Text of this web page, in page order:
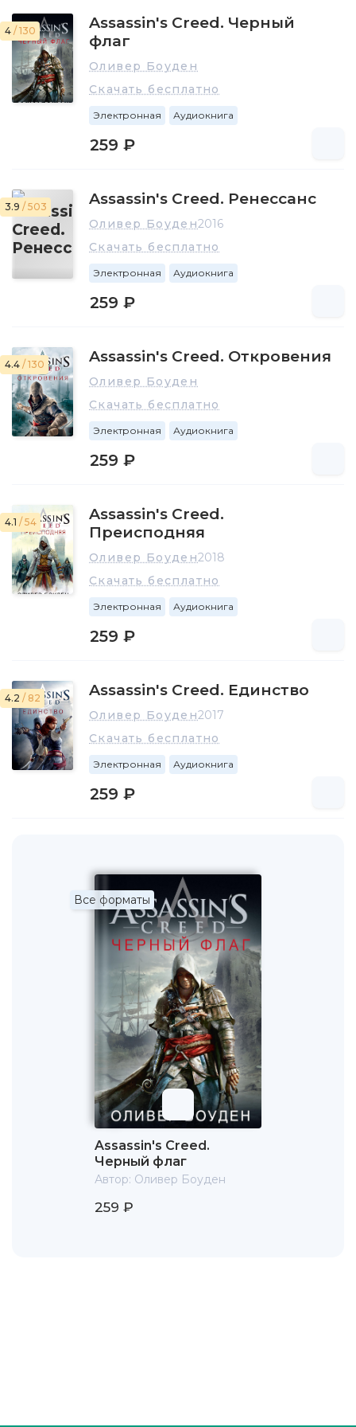
4 / 130
Assassin's Creed. Черный
флаг
Оливер Боуден
Скачать бесплатно
Электронная Аудиокнига
259 ₽
3.9 / 503 Assassin's Creed. Ренессанс
Оливер Боуден2016
Скачать бесплатно
Электронная Аудиокнига
259 ₽
4.4 / 130 Assassin's Creed. Откровения
Оливер Боуден
Скачать бесплатно
Электронная Аудиокнига
259 ₽
4.1 / 54
Assassin's Creed.
Преисподняя
Оливер Боуден2018
Скачать бесплатно
Электронная Аудиокнига
259 ₽
4.2 / 82 Assassin's Creed. Единство
Оливер Боуден2017
Скачать бесплатно
Электронная Аудиокнига
259 ₽
Все форматы
Assassin's Creed.
Черный флаг
Автор: Оливер Боуден
259 ₽